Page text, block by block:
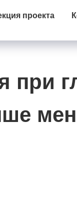
проекта
при